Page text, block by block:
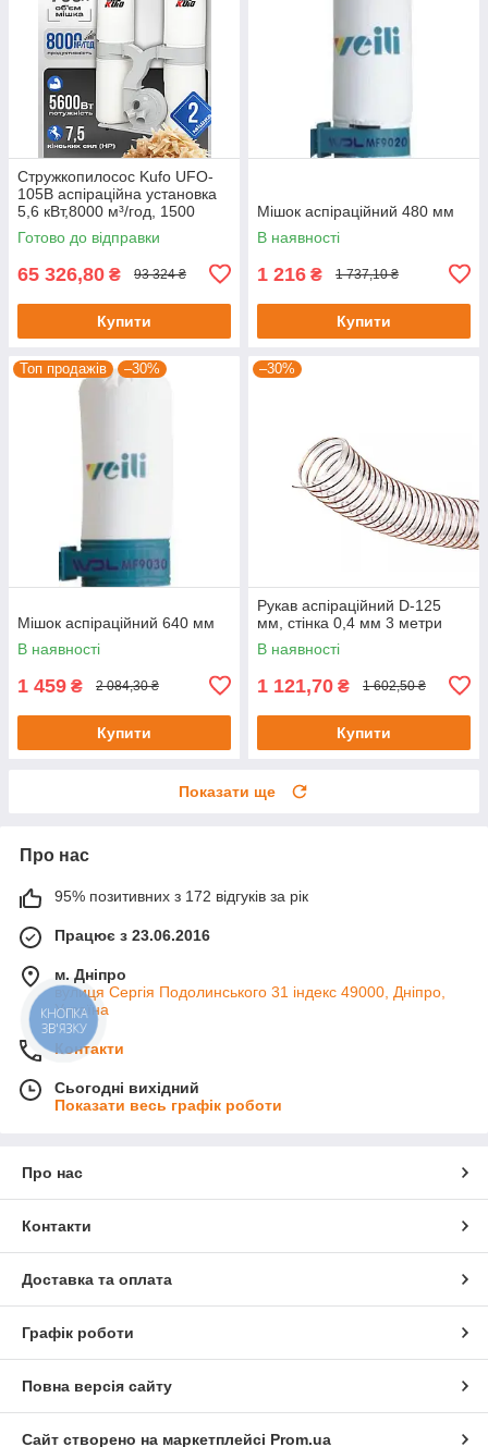
Стружкопилосос Kufo UFO-
105B аспіраційна установка
5,6 кВт,8000 м³/год, 1500
літрів
Готово до відправки
65 326,80 ₴ 93 324 ₴
Купити
Мішок аспіраційний 480 мм
В наявності
1 216 ₴ 1 737,10 ₴
Купити
Топ продажів –30%
Мішок аспіраційний 640 мм
В наявності
1 459 ₴ 2 084,30 ₴
Купити
–30%
Рукав аспіраційний D-125
мм, стінка 0,4 мм 3 метри
В наявності
1 121,70 ₴ 1 602,50 ₴
Купити
Показати ще
Про нас
95% позитивних з 172 відгуків за рік
Працює з 23.06.2016
м. Дніпро
вулиця Сергія Подолинського 31 індекс 49000, Дніпро,
Україна
Контакти
Сьогодні вихідний
Показати весь графік роботи
Про нас
Контакти
Доставка та оплата
Графік роботи
Повна версія сайту
Сайт створено на маркетплейсі Prom.ua
КНОПКА
ЗВ'ЯЗКУ